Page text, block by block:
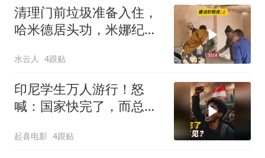
清理门前垃圾准备入住，
哈米德居头功，米娜纪录
水云人 4跟贴
印尼学生万人游行！怒
喊：国家快完了，而总统
起喜电影 4跟贴